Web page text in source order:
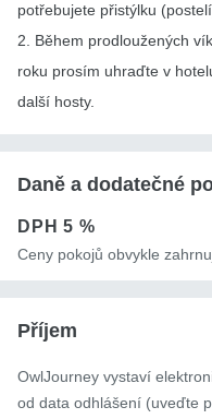
potřebujete přistýlku
2. Během prodloužených
roku prosím uhraďte v
další hosty.
Daně a dodatečné
DPH5 %
Ceny pokojů obvykle
Příjem
OwlJourney vystaví
od data odhlášení (uveďte